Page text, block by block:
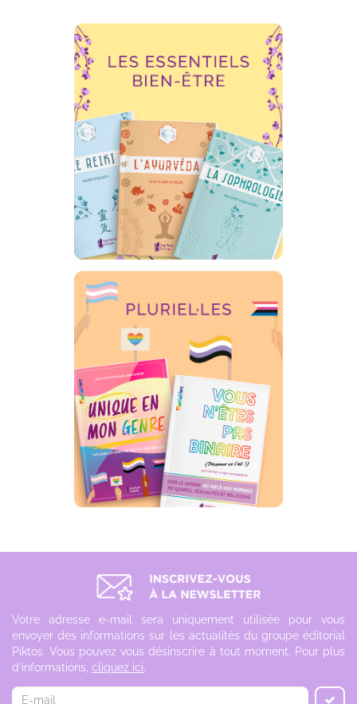
Votre adresse e-mail sera uniquement utilisée pour vous
envoyer des informations sur les actualités du groupe éditorial
Piktos. Vous pouvez vous désinscrire à tout moment. Pour plus
d'informations, cliquez ici.